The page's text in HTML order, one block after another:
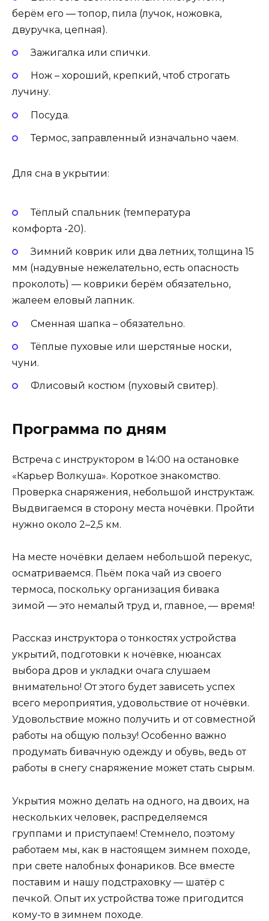
берём его — топор, пила (лучок, ножовка,
двуручка, цепная).
Зажигалка или спички.
Нож – хороший, крепкий, чтоб строгать
лучину.
Посуда.
Термос, заправленный изначально чаем.
Для сна в укрытии:
Тёплый спальник (температура
комфорта -20).
Зимний коврик или два летних, толщина 15
мм (надувные нежелательно, есть опасность
проколоть) — коврики берём обязательно,
жалеем еловый лапник.
Сменная шапка – обязательно.
Тёплые пуховые или шерстяные носки,
чуни.
Флисовый костюм (пуховый свитер).
Программа по дням
Встреча с инструктором в 14:00 на остановке
«Карьер Волкуша». Короткое знакомство.
Проверка снаряжения, небольшой инструктаж.
Выдвигаемся в сторону места ночёвки. Пройти
нужно около 2–2,5 км.
На месте ночёвки делаем небольшой перекус,
осматриваемся. Пьём пока чай из своего
термоса, поскольку организация бивака
зимой — это немалый труд и, главное, — время!
Рассказ инструктора о тонкостях устройства
укрытий, подготовки к ночёвке, нюансах
выбора дров и укладки очага слушаем
внимательно! От этого будет зависеть успех
всего мероприятия, удовольствие от ночёвки.
Удовольствие можно получить и от совместной
работы на общую пользу! Особенно важно
продумать бивачную одежду и обувь, ведь от
работы в снегу снаряжение может стать сырым.
Укрытия можно делать на одного, на двоих, на
нескольких человек, распределяемся
группами и приступаем! Стемнело, поэтому
работаем мы, как в настоящем зимнем походе,
при свете налобных фонариков. Все вместе
поставим и нашу подстраховку — шатёр с
печкой. Опыт их устройства тоже пригодится
кому-то в зимнем походе.